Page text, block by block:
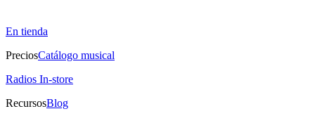
En tienda
PreciosCatálogo musical
Radios In-store
RecursosBlog